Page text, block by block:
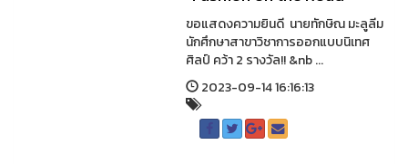
ขอแสดงความยินดี นายทักษิณ มะลูลีม
นักศึกษาสาขาวิชาการออกแบบนิเทศ
ศิลป์ คว้า 2 รางวัล!! &nb ...
2023-09-14 16:16:13